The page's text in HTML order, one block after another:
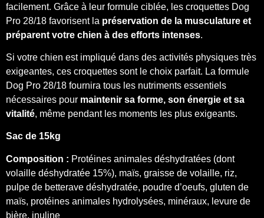
facilement. Grâce à leur formule ciblée, les croquettes Dog
Pro 28/18 favorisent la préservation de la musculature et
préparent votre chien à des efforts intenses.
Si votre chien est impliqué dans des activités physiques très
exigeantes, ces croquettes sont le choix parfait. La formule
Dog Pro 28/18 fournira tous les nutriments essentiels
nécessaires pour maintenir sa forme, son énergie et sa
vitalité, même pendant les moments les plus exigeants.
Sac de 15kg
Composition : Protéines animales déshydratées (dont
volaille déshydratée 15%), maïs, graisse de volaille, riz,
pulpe de betterave déshydratée, poudre d’oeufs, gluten de
maïs, protéines animales hydrolysées, minéraux, levure de
bière, inuline